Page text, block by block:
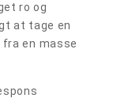
ro og
at tage en
en masse